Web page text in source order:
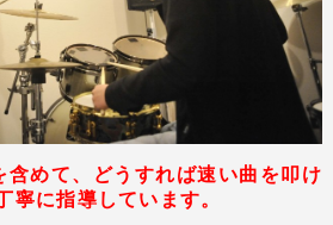
含めて、どうすれば速い曲を叩け
寧に指導しています。